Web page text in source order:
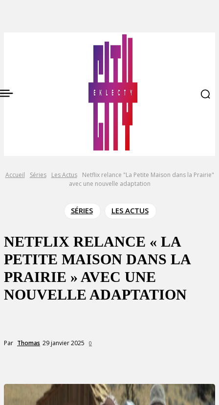
Accueil Séries Les Actus
Netflix relance "La Petite Maison dans la Prairie"
avec une nouvelle adaptation
SÉRIES LES ACTUS
NETFLIX RELANCE « LA
PETITE MAISON DANS LA
PRAIRIE » AVEC UNE
NOUVELLE ADAPTATION
Par Thomas 29 janvier 2025 0